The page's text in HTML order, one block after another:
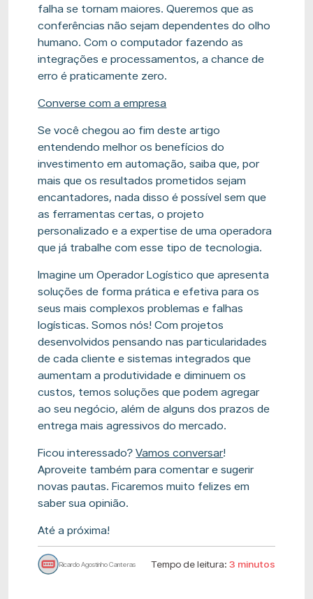
Ricardo Agostinho Canteras Tempo de leitura: 3 minutos
falha se tornam maiores. Queremos que as
conferências não sejam dependentes do olho
humano. Com o computador fazendo as
integrações e processamentos, a chance de
erro é praticamente zero.
Converse com a empresa
Se você chegou ao fim deste artigo
entendendo melhor os benefícios do
investimento em automação, saiba que, por
mais que os resultados prometidos sejam
encantadores, nada disso é possível sem que
as ferramentas certas, o projeto
personalizado e a expertise de uma operadora
que já trabalhe com esse tipo de tecnologia.
Imagine um Operador Logístico que apresenta
soluções de forma prática e efetiva para os
seus mais complexos problemas e falhas
logísticas. Somos nós! Com projetos
desenvolvidos pensando nas particularidades
de cada cliente e sistemas integrados que
aumentam a produtividade e diminuem os
custos, temos soluções que podem agregar
ao seu negócio, além de alguns dos prazos de
entrega mais agressivos do mercado.
Ficou interessado?Vamos conversar!
Aproveite também para comentar e sugerir
novas pautas. Ficaremos muito felizes em
saber sua opinião.
Até a próxima!